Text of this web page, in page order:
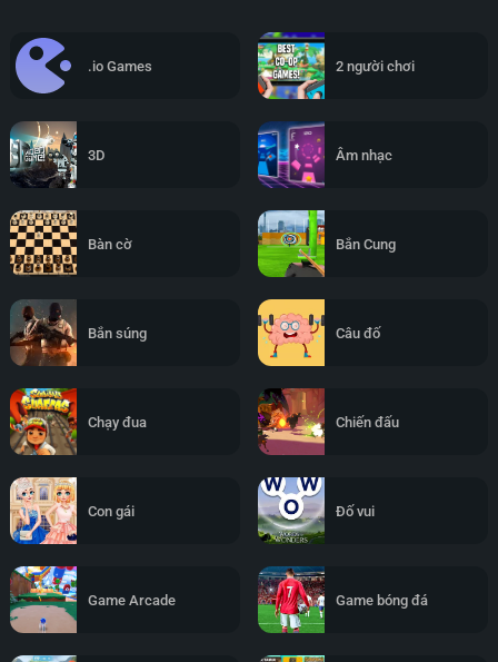
.io Games 2 người chơi
3D Âm nhạc
Bàn cờ Bắn Cung
Bắn súng Câu đố
Chạy đua Chiến đấu
Con gái Đố vui
Game Arcade Game bóng đá